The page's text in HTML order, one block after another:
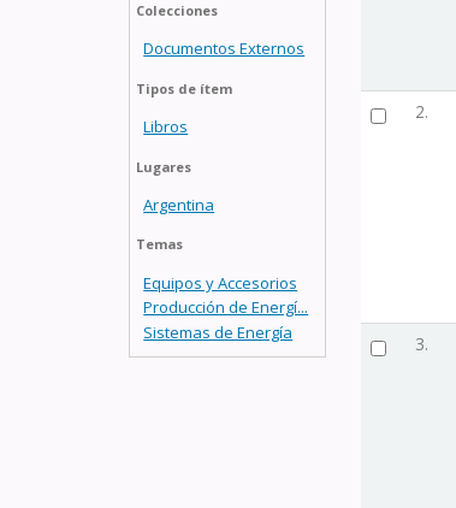
Colecciones
Documentos Externos
Tipos de ítem
Libros
Lugares
Argentina
Temas
Equipos y Accesorios
Producción de Energí...
Sistemas de Energía
2.
3.